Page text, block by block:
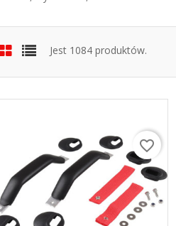
Jest 1084 produktów.
favorite_border